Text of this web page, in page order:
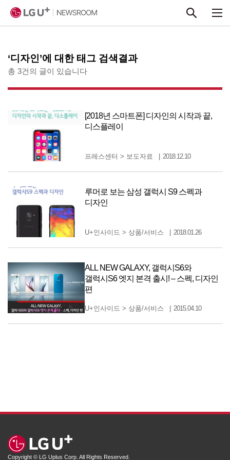
‘디자인’에 대한 태그 검색결과
총 3건의 글이 있습니다
[2018년 스마트폰] 디자인의 시작과 끝,
디스플레이
프레스센터 > 보도자료 2018.12.10
루머로 보는 삼성 갤럭시 S9 스펙과
디자인
U+인사이드 >상품/서비스 2018.01.26
ALL NEW GALAXY, 갤럭시S6와
갤럭시S6 엣지 본격 출시! – 스펙, 디자인
편
U+인사이드 >상품/서비스 2015.04.10
Copyright © LG Uplus Corp. All Rights Reserved.